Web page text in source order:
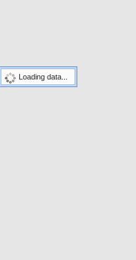
Loading data...